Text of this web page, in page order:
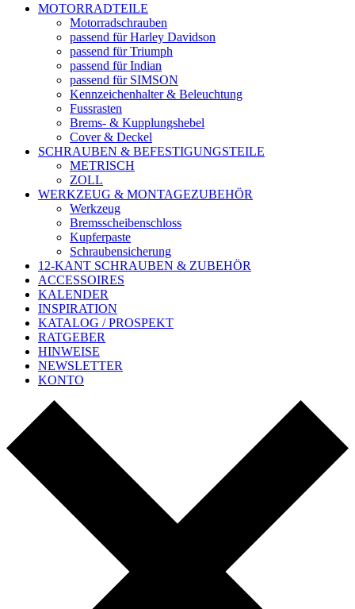
MOTORRADTEILE
Motorradschrauben
passend für Harley Davidson
passend für Triumph
passend für Indian
passend für SIMSON
Kennzeichenhalter & Beleuchtung
Fussrasten
Brems- & Kupplungshebel
Cover & Deckel
SCHRAUBEN & BEFESTIGUNGSTEILE
METRISCH
ZOLL
WERKZEUG & MONTAGEZUBEHÖR
Werkzeug
Bremsscheibenschloss
Kupferpaste
Schraubensicherung
12-KANT SCHRAUBEN & ZUBEHÖR
ACCESSOIRES
KALENDER
INSPIRATION
KATALOG / PROSPEKT
RATGEBER
HINWEISE
NEWSLETTER
KONTO